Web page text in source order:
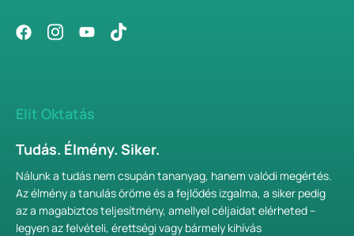
Elit Oktatás
Tudás. Élmény. Siker.
Nálunk a tudás nem csupán tananyag, hanem valódi megértés.
Az élmény a tanulás öröme és a fejlődés izgalma, a siker pedig
az a magabiztos teljesítmény, amellyel céljaidat elérheted –
legyen az felvételi, érettségi vagy bármely kihívás